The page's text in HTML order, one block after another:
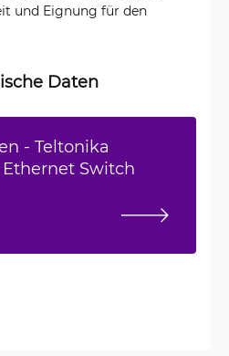
und Eignung für den
Daten
- Teltonika
Ethernet Switch